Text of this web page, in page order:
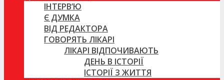
ІНТЕРВ’Ю
Є ДУМКА
ВІД РЕДАКТОРА
ГОВОРЯТЬ ЛІКАРІ
ЛІКАРІ ВІДПОЧИВАЮТЬ
ДЕНЬ В ІСТОРІЇ
ІСТОРІЇ З ЖИТТЯ